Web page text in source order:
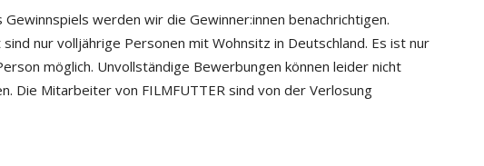
Gewinnspiels werden wir die Gewinner:innen benachrichtigen.
nur volljährige Personen mit Wohnsitz in Deutschland. Es ist nur
möglich. Unvollständige Bewerbungen können leider nicht
Die Mitarbeiter von FILMFUTTER sind von der Verlosung